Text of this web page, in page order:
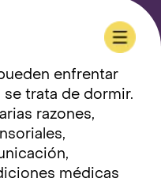
enfrentar
trata de dormir.
razones,
médicas